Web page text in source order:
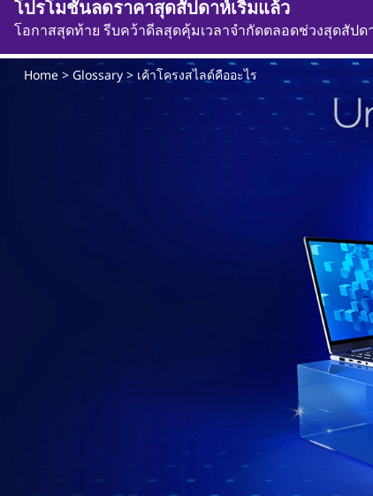
ส
อ
ห
า
โปรโมชันลดราคาสุดสัปดาห์เริ่มแล้ว
โอกาสสุดท้าย รีบคว้าดีลสุดคุ้มเวลาจำกัดตลอดช่วงสุดสัป
Home> Glossary> เค้าโครงสไลด์คืออะไร